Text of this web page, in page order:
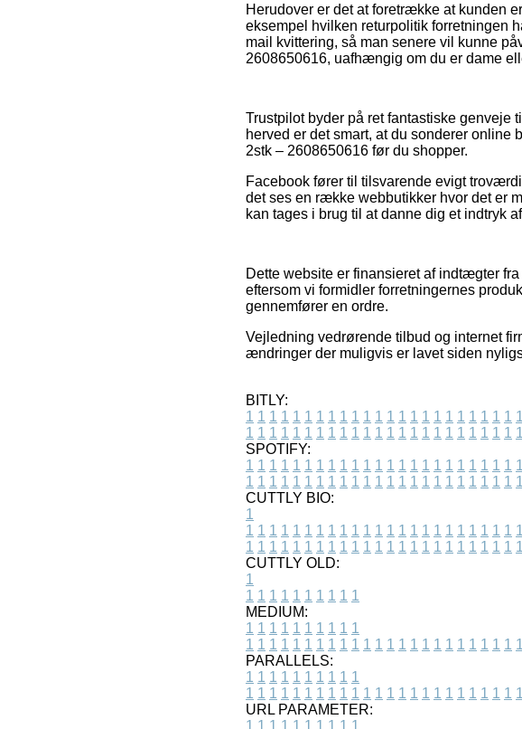
Herudover er det at foretrække at kunden
eksempel hvilken returpolitik forretningen
mail kvittering, så man senere vil kunne
2608650616, uafhængig om du er dame
Trustpilot byder på ret fantastiske
herved er det smart, at du sonderer
2stk – 2608650616 før du shopper.
Facebook fører til tilsvarende evigt
det ses en række webbutikker hvor det er
kan tages i brug til at danne dig et indtryk
Dette website er finansieret af indtægter
eftersom vi formidler forretningernes
gennemfører en ordre.
Vejledning vedrørende tilbud og internet
ændringer der muligvis er lavet siden
BITLY:
1 1 1 1 1 1 1 1 1 1 1 1 1 1 1 1 1 1 1 1 1 1 1 1
1 1 1 1 1 1 1 1 1 1 1 1 1 1 1 1 1 1 1 1 1 1 1 1
SPOTIFY:
1 1 1 1 1 1 1 1 1 1 1 1 1 1 1 1 1 1 1 1 1 1 1 1
1 1 1 1 1 1 1 1 1 1 1 1 1 1 1 1 1 1 1 1 1 1 1 1
CUTTLY BIO:
1
1 1 1 1 1 1 1 1 1 1 1 1 1 1 1 1 1 1 1 1 1 1 1 1
1 1 1 1 1 1 1 1 1 1 1 1 1 1 1 1 1 1 1 1 1 1 1 1
CUTTLY OLD:
1
1 1 1 1 1 1 1 1 1 1
MEDIUM:
1 1 1 1 1 1 1 1 1 1
1 1 1 1 1 1 1 1 1 1 1 1 1 1 1 1 1 1 1 1 1 1 1 1
PARALLELS:
1 1 1 1 1 1 1 1 1 1
1 1 1 1 1 1 1 1 1 1 1 1 1 1 1 1 1 1 1 1 1 1 1 1
URL PARAMETER:
1 1 1 1 1 1 1 1 1 1